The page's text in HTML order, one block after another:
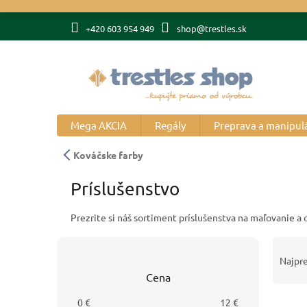
+420 603 954 949 shop@trestles.sk
Mega AKCIA Regály Preprava a
Kováčske farby
Príslušenstvo
Prezrite si náš sortiment príslušenstva na maľovanie
Cena
0€ 12 €